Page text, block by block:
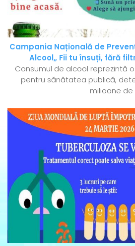
Campania Națională de
Alcool„ Fii tu însuți, fără
Consumul de alcool reprezintă
pentru sănătatea publică,
milioane de